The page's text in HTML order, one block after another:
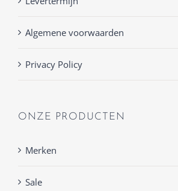
Algemene voorwaarden
Privacy Policy
ONZE PRODUCTEN
Merken
Sale